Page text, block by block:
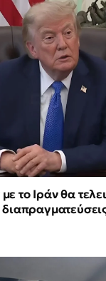
το Ιράν θα